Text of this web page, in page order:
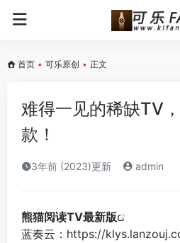
首页 • 可乐原创 • 正文
难得一见的稀缺TV
款！
3年前 (2023)更新 admin
熊猫阅读TV最新版
蓝奏云： https://